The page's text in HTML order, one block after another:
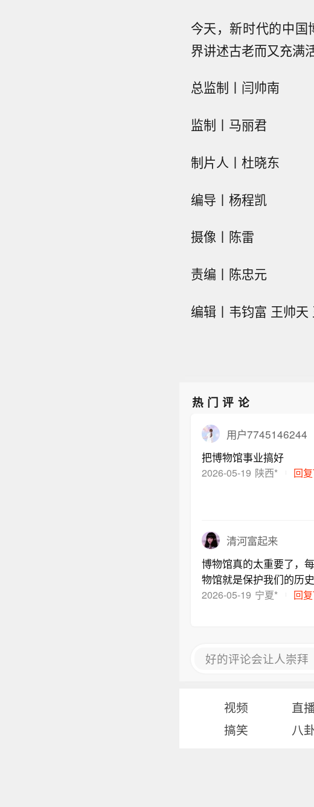
今天，新时代的中
界讲述古老而又充满
总监制丨闫帅南
监制丨马丽君
制片人丨杜晓东
编导丨杨程凯
摄像丨陈雷
责编丨陈忠元
编辑丨韦钧富 王帅
热门评论
用户7745146244
把博物馆事业搞好
2026-05-19 陕西* 回
清河富起来
博物馆真的太重要了，
物馆就是保护我们的历史
2026-05-19 宁夏* 回
好的评论会让人崇拜
视频 直
搞笑
八